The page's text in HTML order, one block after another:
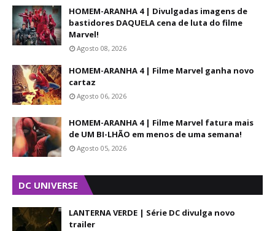
HOMEM-ARANHA 4 | Divulgadas imagens de
bastidores DAQUELA cena de luta do filme
Marvel!
Agosto 08, 2026
HOMEM-ARANHA 4 | Filme Marvel ganha novo
cartaz
Agosto 06, 2026
HOMEM-ARANHA 4 | Filme Marvel fatura mais
de UM BI-LHÃO em menos de uma semana!
Agosto 05, 2026
DC UNIVERSE
LANTERNA VERDE | Série DC divulga novo
trailer